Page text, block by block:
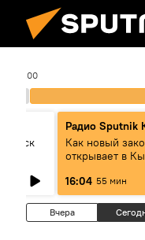
16:00
Радио Sputnik
Как новый
открывает в
16:04 55 мин
Вчера